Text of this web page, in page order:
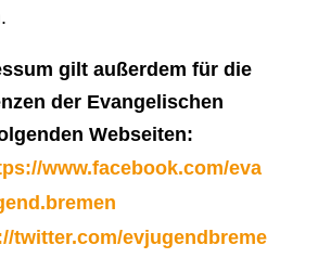
gilt außerdem für die
der Evangelischen
Webseiten:
www.facebook.com/eva
twitter.com/evjugendbreme